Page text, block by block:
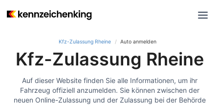
Kfz-Zulassung Rheine Auto anmelden
Kfz-Zulassung Rheine
Auf dieser Website finden Sie alle Informationen, um ihr
Fahrzeug offiziell anzumelden. Sie können zwischen der
neuen Online-Zulassung und der Zulassung bei der Behörde